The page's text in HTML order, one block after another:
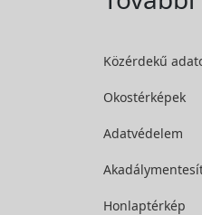
Közérdekű
Okostérképek
Adatvédelem
Honlaptérkép